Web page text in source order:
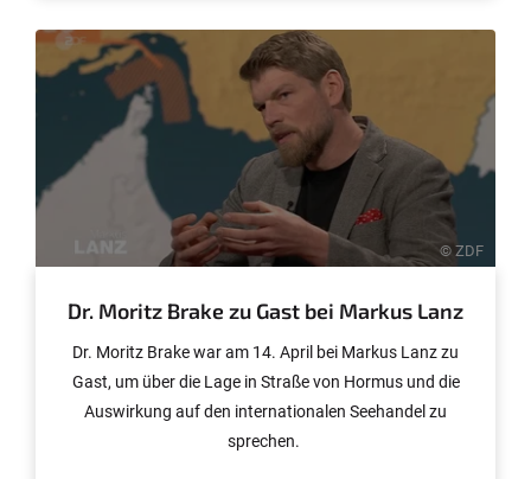
© ZDF
Dr. Moritz Brake zu Gast bei Markus Lanz
Dr. Moritz Brake war am 14. April bei Markus Lanz zu
Gast, um über die Lage in Straße von Hormus und die
Auswirkung auf den internationalen Seehandel zu
sprechen.